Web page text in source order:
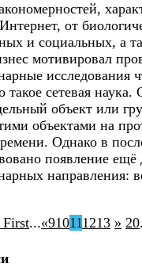
от
и социальных, а
мотивировал
исследования
сетевая наука.
объект или
объектами на
Однако в
появление
направления:
First...«910111213 » 20